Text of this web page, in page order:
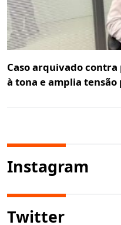
Caso arquivado
à tona e amplia tensão
Instagram
Twitter